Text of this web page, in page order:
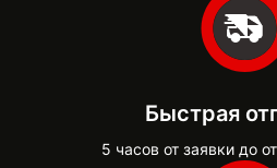
Быстрая
5 часов от заявки до